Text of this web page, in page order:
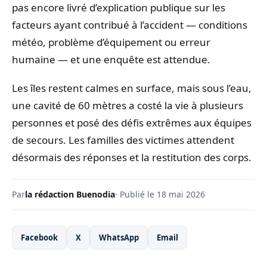
pas encore livré d’explication publique sur les
facteurs ayant contribué à l’accident — conditions
météo, problème d’équipement ou erreur
humaine — et une enquête est attendue.
Les îles restent calmes en surface, mais sous l’eau,
une cavité de 60 mètres a costé la vie à plusieurs
personnes et posé des défis extrêmes aux équipes
de secours. Les familles des victimes attendent
désormais des réponses et la restitution des corps.
Parla rédaction Buenodia· Publié le 18 mai 2026
Facebook X WhatsApp Email